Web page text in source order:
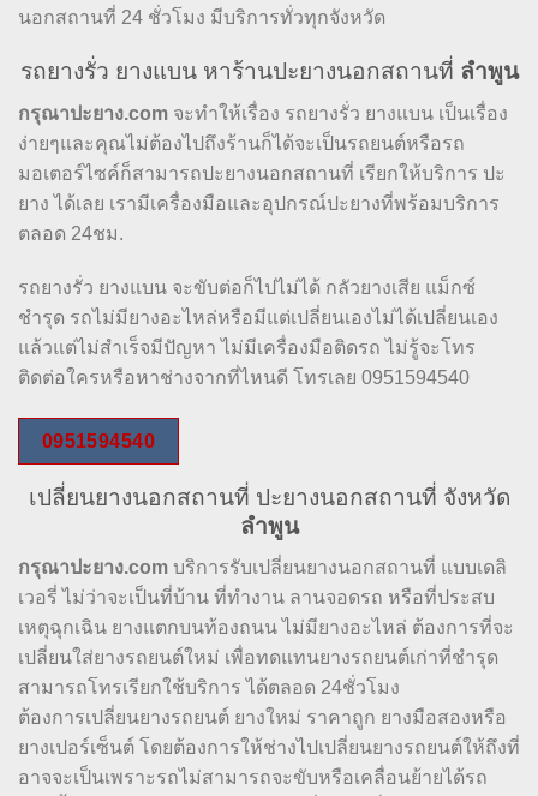
นอกสถานที่ 24 ชั่วโมง มีบริการทั่วทุกจังหวัด
รถยางรั่ว ยางแบน หาร้านปะยางนอกสถานที่ ลำพูน
กรุณาปะยาง.com จะทำให้เรื่อง รถยางรั่ว ยางแบน เป็นเรื่อง
ง่ายๆและคุณไม่ต้องไปถึงร้านก็ได้จะเป็นรถยนต์หรือรถ
มอเตอร์ไซค์ก็สามารถปะยางนอกสถานที่ เรียกให้บริการ ปะ
ยาง ได้เลย เรามีเครื่องมือและอุปกรณ์ปะยางที่พร้อมบริการ
ตลอด 24ชม.
รถยางรั่ว ยางแบน จะขับต่อก็ไปไม่ได้ กลัวยางเสีย แม็กซ์
ชำรุด รถไม่มียางอะไหล่หรือมีแต่เปลี่ยนเองไม่ได้เปลี่ยนเอง
แล้วแต่ไม่สำเร็จมีปัญหา ไม่มีเครื่องมือติดรถ ไม่รู้จะโทร
ติดต่อใครหรือหาช่างจากที่ไหนดี โทรเลย 0951594540
0951594540
เปลี่ยนยางนอกสถานที่ ปะยางนอกสถานที่ จังหวัด
ลำพูน
กรุณาปะยาง.com บริการรับเปลี่ยนยางนอกสถานที่ แบบเดลิ
เวอรี่ ไม่ว่าจะเป็นที่บ้าน ที่ทำงาน ลานจอดรถ หรือที่ประสบ
เหตุฉุกเฉิน ยางแตกบนท้องถนน ไม่มียางอะไหล่ ต้องการที่จะ
เปลี่ยนใส่ยางรถยนต์ใหม่ เพื่อทดแทนยางรถยนต์เก่าที่ชำรุด
สามารถโทรเรียกใช้บริการ ได้ตลอด 24ชั่วโมง
ต้องการเปลี่ยนยางรถยนต์ ยางใหม่ ราคาถูก ยางมือสองหรือ
ยางเปอร์เซ็นต์ โดยต้องการให้ช่างไปเปลี่ยนยางรถยนต์ให้ถึงที่
อาจจะเป็นเพราะรถไม่สามารถจะขับหรือเคลื่อนย้ายได้รถ